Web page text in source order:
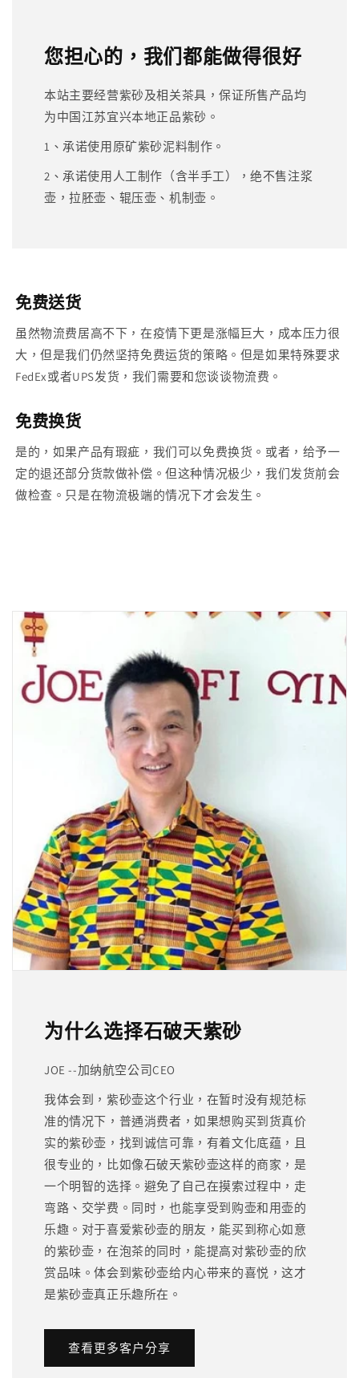
您担心的，我们都能做得很好
本站主要经营紫砂及相关茶具，保证所售产品均
为中国江苏宜兴本地正品紫砂。
1、承诺使用原矿紫砂泥料制作。
2、承诺使用人工制作（含半手工），绝不售注浆
壶，拉胚壶、辊压壶、机制壶。
免费送货
虽然物流费居高不下，在疫情下更是涨幅巨大，成本压力很
大，但是我们仍然坚持免费运货的策略。但是如果特殊要求
FedEx或者UPS发货，我们需要和您谈谈物流费。
免费换货
是的，如果产品有瑕疵，我们可以免费换货。或者，给予一
定的退还部分货款做补偿。但这种情况极少，我们发货前会
做检查。只是在物流极端的情况下才会发生。
为什么选择石破天紫砂
JOE --加纳航空公司CEO
我体会到，紫砂壶这个行业，在暂时没有规范标
准的情况下，普通消费者，如果想购买到货真价
实的紫砂壶，找到诚信可靠，有着文化底蕴，且
很专业的，比如像石破天紫砂壶这样的商家，是
一个明智的选择。避免了自己在摸索过程中，走
弯路、交学费。同时，也能享受到购壶和用壶的
乐趣。对于喜爱紫砂壶的朋友，能买到称心如意
的紫砂壶，在泡茶的同时，能提高对紫砂壶的欣
赏品味。体会到紫砂壶给内心带来的喜悦，这才
是紫砂壶真正乐趣所在。
查看更多客户分享